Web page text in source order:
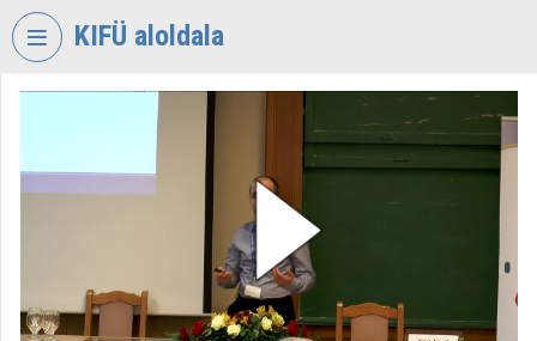
Fejléc kihagyása
KIFÜ aloldala
TORIUM
KORMÁNYZATI
INFORMATIKAI
Intézményi kezdőlap